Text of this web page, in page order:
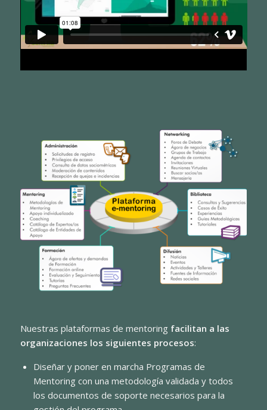
Nuestras plataformas de mentoring facilitan a las
organizaciones los siguientes procesos:
Diseñar y poner en marcha Programas de
Mentoring con una metodología validada y todos
los documentos de soporte necesarios para la